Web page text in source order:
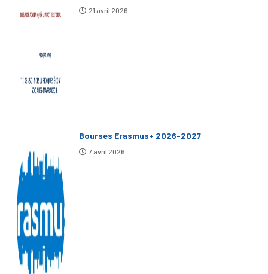
21 avril 2026
Bourses Erasmus+ 2026-2027
7 avril 2026